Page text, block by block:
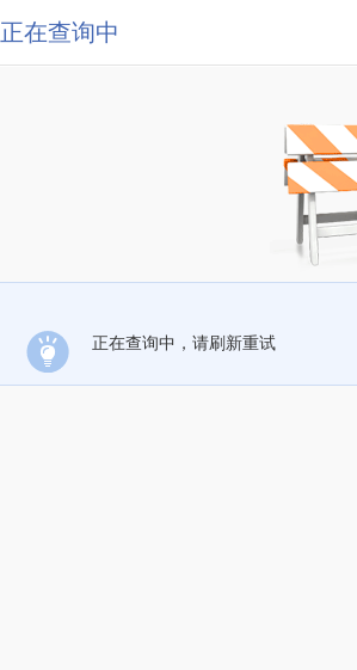
正在查询中
正在查询中，请刷新重试